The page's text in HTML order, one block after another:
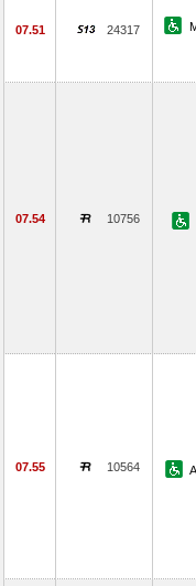
07.51 24317
07.54 10756
07.55 10564